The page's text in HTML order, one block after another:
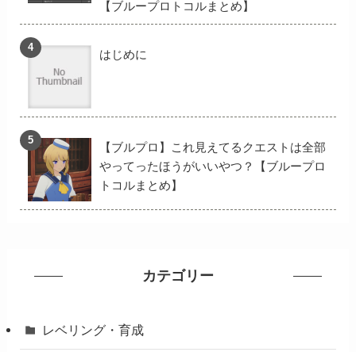
【ブループロトコルまとめ】
はじめに
【ブルプロ】これ見えてるクエストは全部
やってったほうがいいやつ？【ブループロ
トコルまとめ】
カテゴリー
レベリング・育成